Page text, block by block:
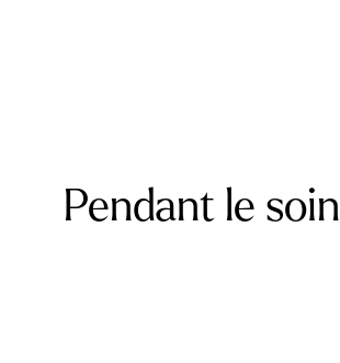
Pendant le soin